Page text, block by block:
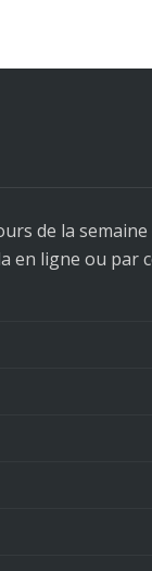
de la
en ligne ou par